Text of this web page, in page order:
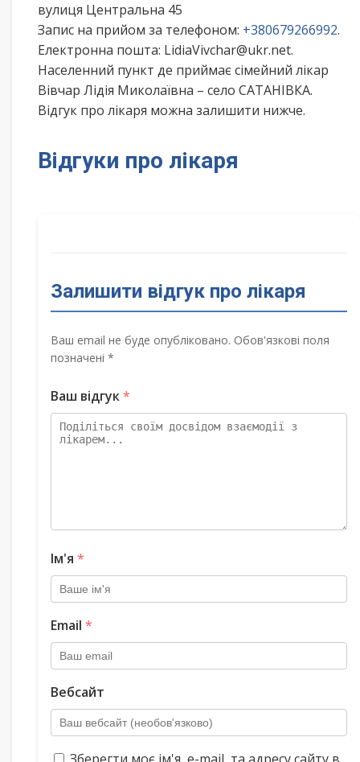
вулиця Центральна 45
Запис на прийом за телефоном: +380679266992.
Електронна пошта: LidiaVivchar@ukr.net.
Населенний пункт де приймає сімейний лікар
Вівчар Лідія Миколаївна – село САТАНІВКА.
Відгук про лікаря можна залишити нижче.
Відгуки про лікаря
Залишити відгук про лікаря
Ваш email не буде опубліковано. Обов'язкові поля
позначені *
Ваш відгук*
Ім'я *
Email *
Вебсайт